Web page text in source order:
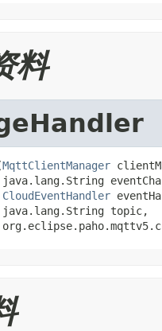
料
MqttClientManager
CloudEventHandler
topic,